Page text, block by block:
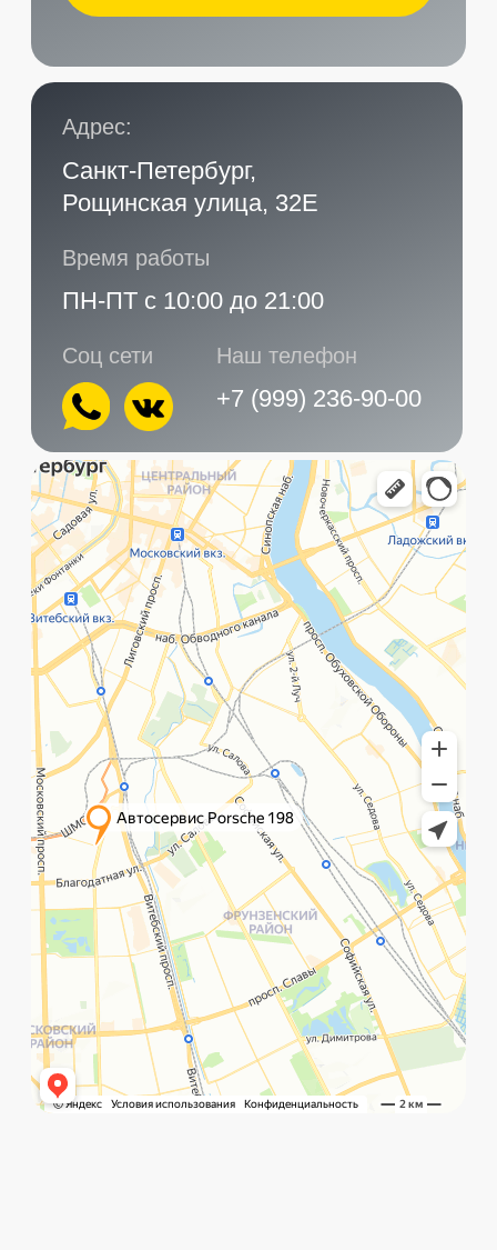
Главная ПозвонитьWhat`s app Контакты Услуги
Услуги в нашем сервисе
Главная Услуги Контакты
Политика обработки данных
©️ Porsche 198. Все права защищены 2025
Разработка и маркетинг: Global Code
Санкт-Петербург,
Рощинская улица, 32Е
+7 (999) 236-90-00
ПН-ПТ
с 10:00 до 21:00